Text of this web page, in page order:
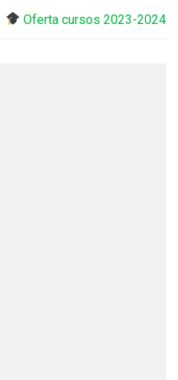
Oferta cursos 2023-2024